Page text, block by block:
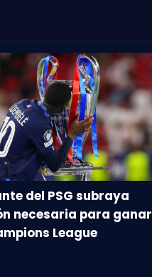
del PSG subraya
necesaria para ganar
League